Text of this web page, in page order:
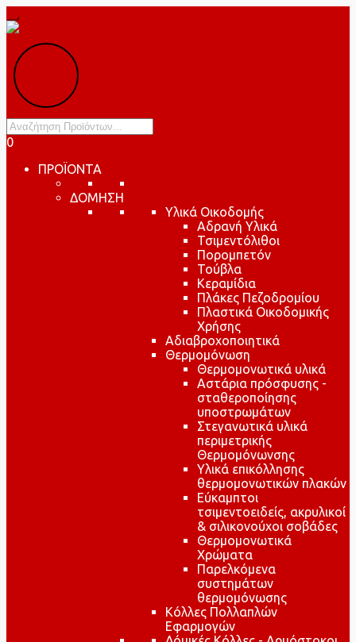
Products
search
0
ΠΡΟΪΟΝΤΑ
ΔΟΜΗΣΗ
Υλικά Οικοδομής
Αδρανή Υλικά
Τσιμεντόλιθοι
Πορομπετόν
Τούβλα
Κεραμίδια
Πλάκες Πεζοδρομίου
Πλαστικά Οικοδομικής
Χρήσης
Αδιαβροχοποιητικά
Θερμομόνωση
Θερμομονωτικά υλικά
Αστάρια πρόσφυσης -
σταθεροποίησης
υποστρωμάτων
Στεγανωτικά υλικά
περιμετρικής
Θερμομόνωνσης
Υλικά επικόλλησης
θερμομονωτικών πλακών
Εύκαμπτοι
τσιμεντοειδείς, ακρυλικοί
& σιλικονούχοι σοβάδες
Θερμομονωτικά
Χρώματα
Παρελκόμενα
συστημάτων
θερμομόνωσης
Κόλλες Πολλαπλών
Εφαρμογών